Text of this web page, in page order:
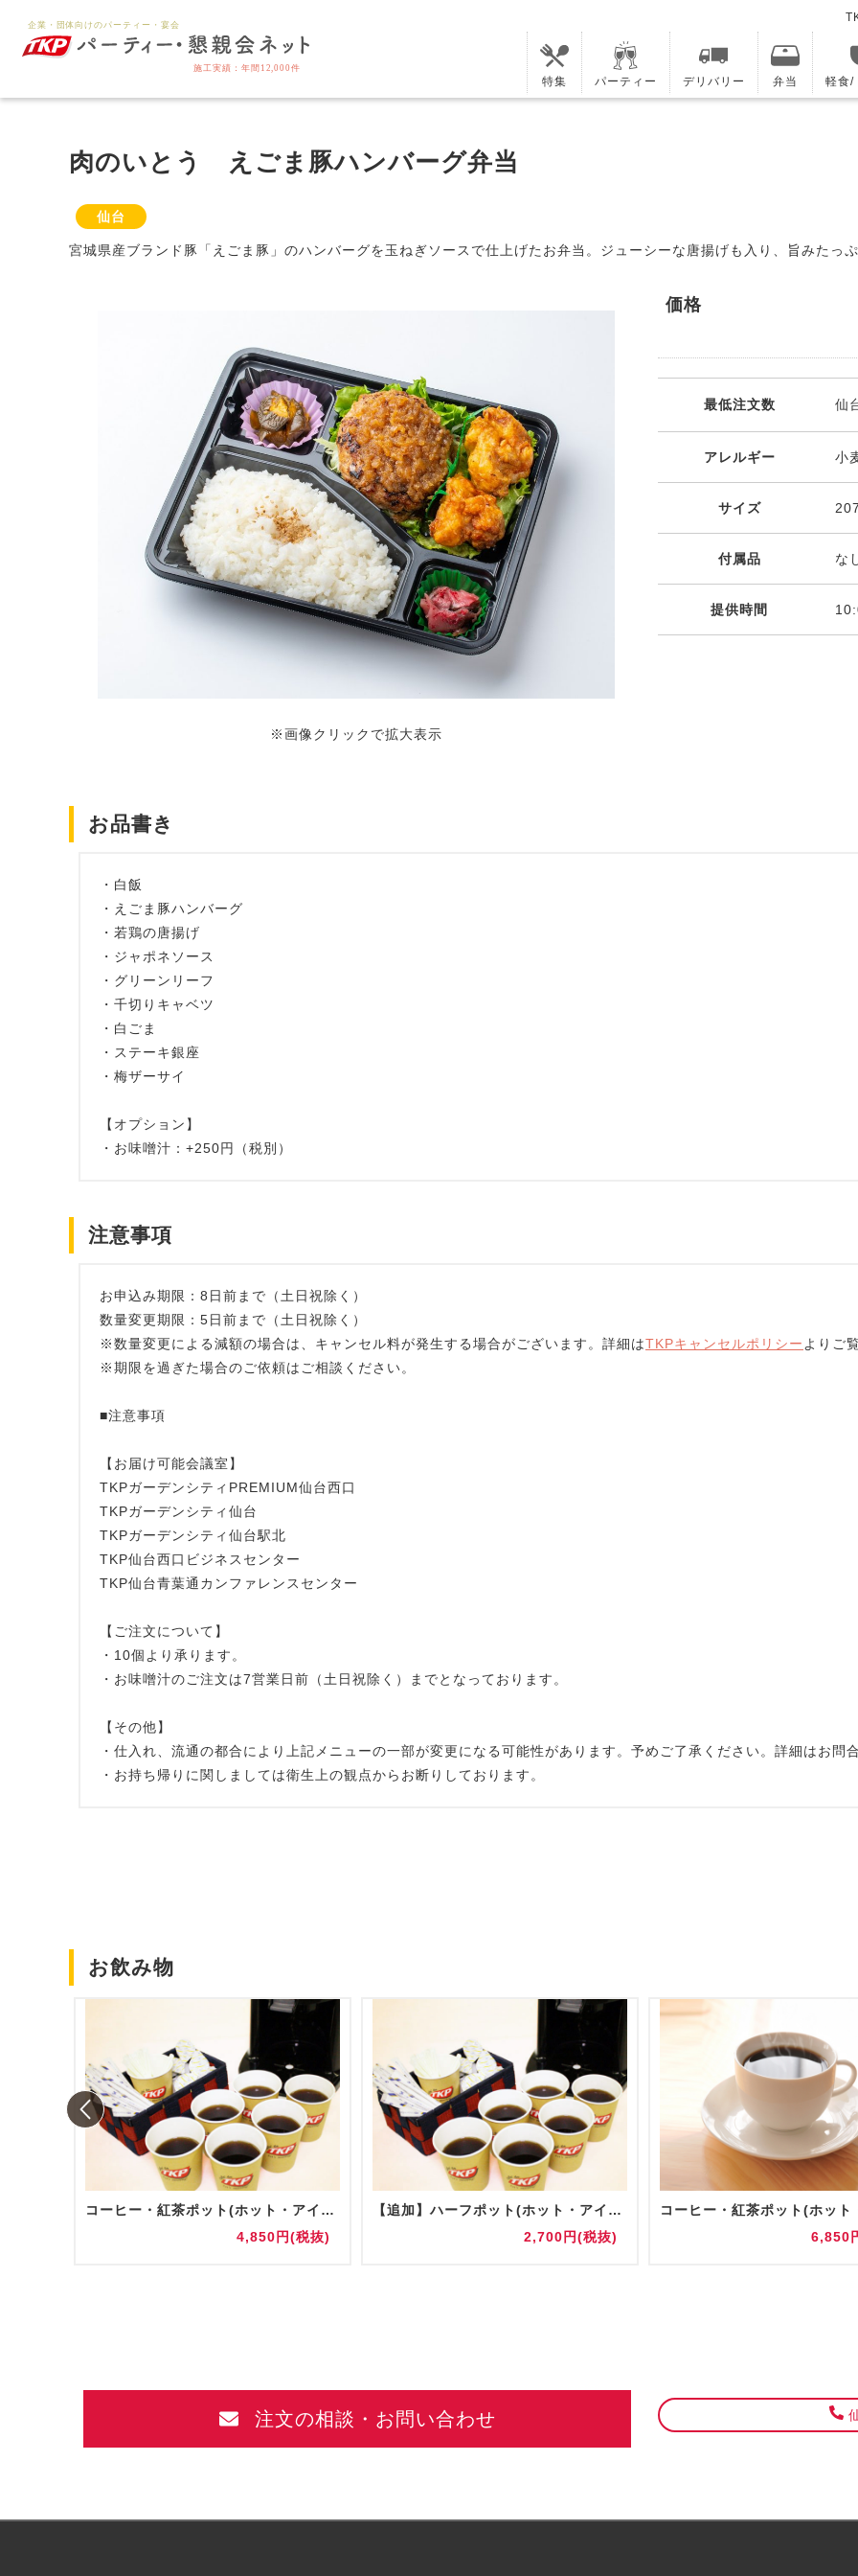
特集 パーティー デリバリー 弁当 軽食/
肉のいとう えごま豚ハンバーグ弁当
仙台
宮城県産ブランド豚「えごま豚」のハンバーグを玉ねぎソースで仕上げたお弁当。ジューシーな唐揚げも入り、旨みたっぷ
※画像クリックで拡大表示
価格
最低注文数 仙
アレルギー 小
サイズ
付属品 な
提供時間
お品書き
・白飯
・えごま豚ハンバーグ
・若鶏の唐揚げ
・ジャポネソース
・グリーンリーフ
・千切りキャベツ
・白ごま
・ステーキ銀座
・梅ザーサイ
【オプション】
・お味噌汁：+250円（税別）
注意事項
お申込み期限：8日前まで（土日祝除く）
数量変更期限：5日前まで（土日祝除く）
※数量変更による減額の場合は、キャンセル料が発生する場合がございます。詳細はTKPキャンセルポリシー よりご
※期限を過ぎた場合のご依頼はご相談ください。
■注意事項
【お届け可能会議室】
TKPガーデンシティPREMIUM仙台西口
TKPガーデンシティ仙台
TKPガーデンシティ仙台駅北
TKP仙台西口ビジネスセンター
TKP仙台青葉通カンファレンスセンター
【ご注文について】
・10個より承ります。
・お味噌汁のご注文は7営業日前（土日祝除く）までとなっております。
【その他】
・仕入れ、流通の都合により上記メニューの一部が変更になる可能性があります。予めご了承ください。詳細はお問
・お持ち帰りに関しましては衛生上の観点からお断りしております。
お飲み物
コーヒー・紅茶ポット(ホット・アイス)
4,850円(税抜)
【追加】ハーフポット(ホット・アイス)
2,700円(税抜)
6,850
注文の相談・お問い合わせ